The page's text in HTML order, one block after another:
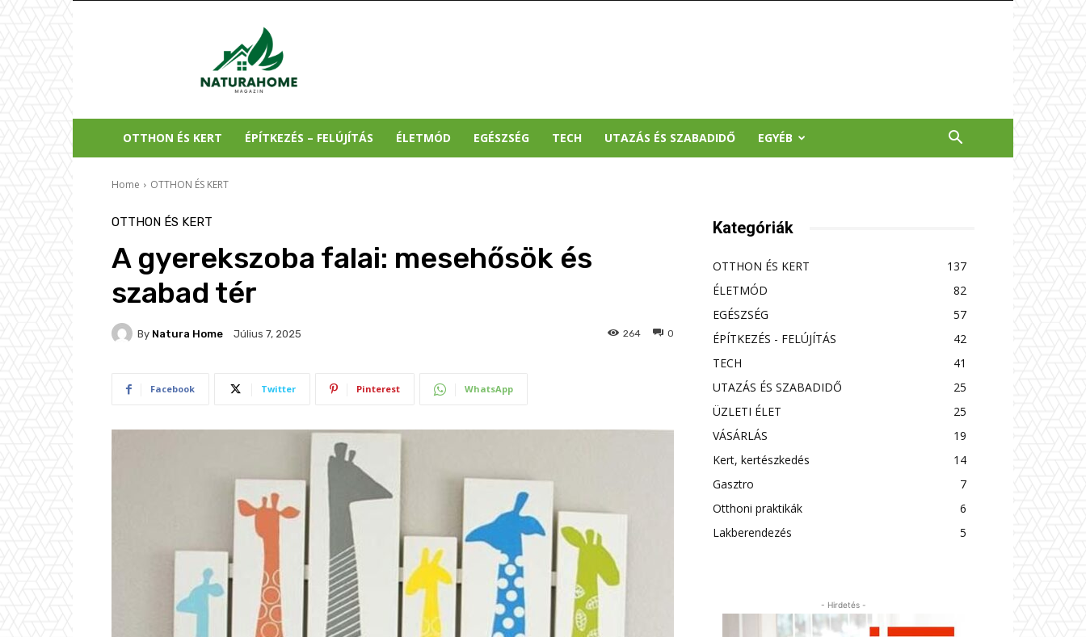
OTTHON ÉS KERT ÉPÍTKEZÉS – FELÚJÍTÁS ÉLETMÓD EGÉSZSÉG TECH UTAZÁS ÉS SZABADIDŐ EGYÉB
Home OTTHON ÉS KERT
OTTHON ÉS KERT
A gyerekszoba falai: mesehősök és
szabad tér
By Natura Home Július 7, 2025 0
264
Facebook Twitter Pinterest WhatsApp
Kategóriák
OTTHON ÉS KERT
137
ÉLETMÓD
82
EGÉSZSÉG
57
ÉPÍTKEZÉS - FELÚJÍTÁS
42
TECH
41
UTAZÁS ÉS SZABADIDŐ
25
ÜZLETI ÉLET
25
VÁSÁRLÁS
19
Kert, kertészkedés
14
Gasztro
7
Otthoni praktikák
6
Lakberendezés
5
- Hirdetés -